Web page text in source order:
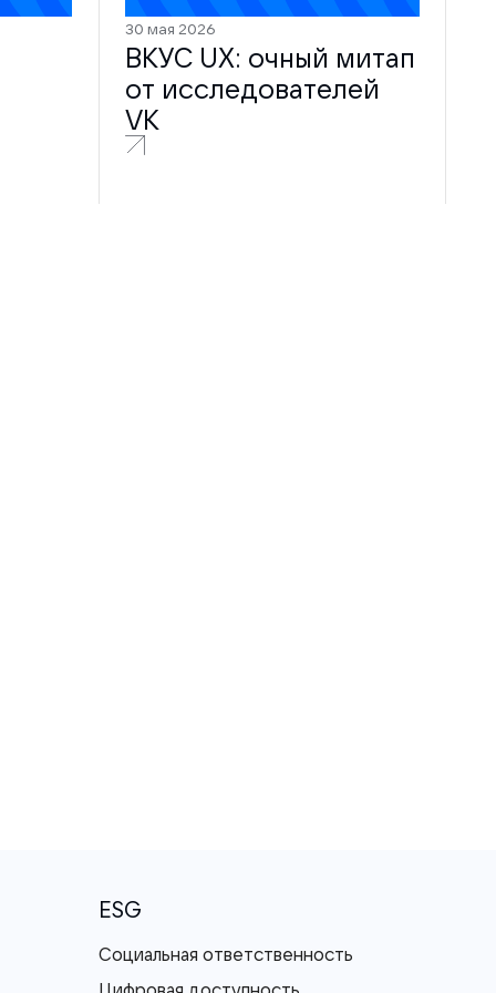
30 мая 2026
ВКУС UX: очный митап
от исследователей
VK
ESG
Социальная ответственность